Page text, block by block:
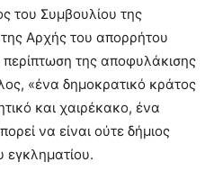
του Συμβουλίου της
Αρχής του απορρήτου
περίπτωση της αποφυλάκισης
«ένα δημοκρατικό κράτος
και χαιρέκακο, ένα
να είναι ούτε δήμιος
εγκληματίου.